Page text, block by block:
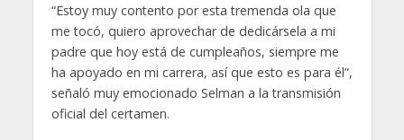
“Estoy muy contento por esta tremenda ola que
me tocó, quiero aprovechar de dedicársela a mi
padre que hoy está de cumpleaños, siempre me
ha apoyado en mi carrera, así que esto es para él”,
señaló muy emocionado Selman a la transmisión
oficial del certamen.